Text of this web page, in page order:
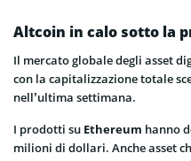
Altcoin in calo sotto la
Il mercato globale degli asset
con la capitalizzazione totale
nell’ultima settimana.
I prodotti su Ethereum hanno
milioni di dollari. Anche asset